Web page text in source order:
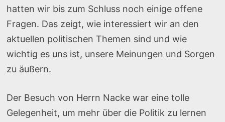
hatten wir bis zum Schluss noch einige offene
Fragen. Das zeigt, wie interessiert wir an den
aktuellen politischen Themen sind und wie
wichtig es uns ist, unsere Meinungen und Sorgen
zu äußern.
Der Besuch von Herrn Nacke war eine tolle
Gelegenheit, um mehr über die Politik zu lernen